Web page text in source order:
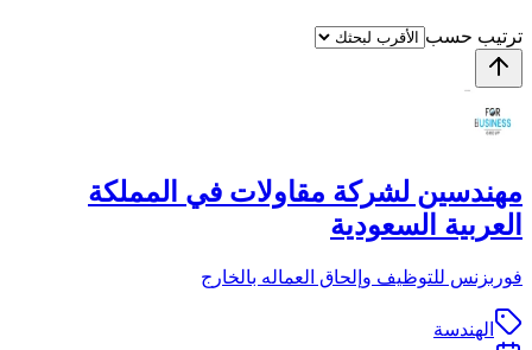
ترتيب حسب
مهندسين لشركة مقاولات في المملكة
العربية السعودية
فوربزنس للتوظيف وإلحاق العماله بالخارج
الهندسة